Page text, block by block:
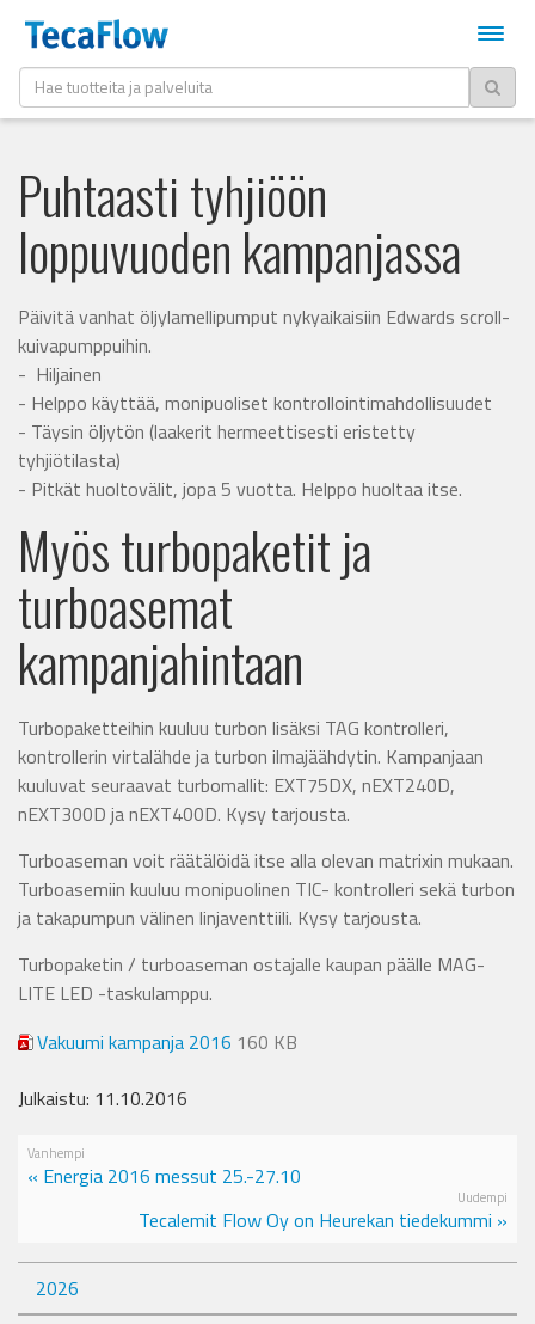
Puhtaasti tyhjiöön
loppuvuoden kampanjassa
Päivitä vanhat öljylamellipumput nykyaikaisiin Edwards scroll-
kuivapumppuihin.
- Hiljainen
- Helppo käyttää, monipuoliset kontrollointimahdollisuudet
- Täysin öljytön (laakerit hermeettisesti eristetty
tyhjiötilasta)
- Pitkät huoltovälit, jopa 5 vuotta. Helppo huoltaa itse.
Myös turbopaketit ja
turboasemat
kampanjahintaan
Turbopaketteihin kuuluu turbon lisäksi TAG kontrolleri,
kontrollerin virtalähde ja turbon ilmajäähdytin. Kampanjaan
kuuluvat seuraavat turbomallit: EXT75DX, nEXT240D,
nEXT300D ja nEXT400D. Kysy tarjousta.
Turboaseman voit räätälöidä itse alla olevan matrixin mukaan.
Turboasemiin kuuluu monipuolinen TIC- kontrolleri sekä turbon
ja takapumpun välinen linjaventtiili. Kysy tarjousta.
Turbopaketin / turboaseman ostajalle kaupan päälle MAG-
LITE LED -taskulamppu.
Vakuumi kampanja 2016 160 KB
Julkaistu: 11.10.2016
Vanhempi
« Energia 2016 messut 25.-27.10
Uudempi
Tecalemit Flow Oy on Heurekan tiedekummi »
2026